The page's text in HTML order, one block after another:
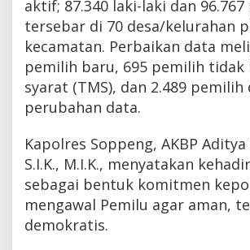
aktif; 87.340 laki-laki dan
tersebar di 70 desa/kelurahan
kecamatan. Perbaikan data
pemilih baru, 695 pemilih tidak
syarat (TMS), dan 2.489 pemilih
perubahan data.
Kapolres Soppeng, AKBP
S.I.K., M.I.K., menyatakan
sebagai bentuk komitmen
mengawal Pemilu agar aman,
demokratis.